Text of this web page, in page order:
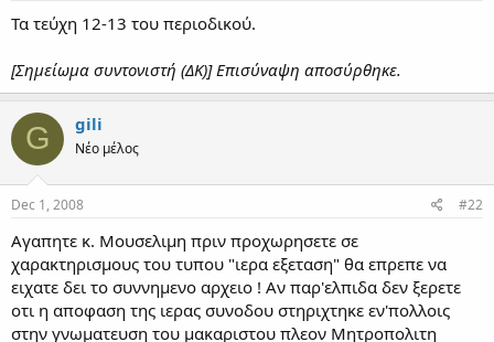
e
Τα τεύχη 12-13 του περιοδικού.
[Σημείωμα συντονιστή (ΔΚ)] Επισύναψη αποσύρθηκε.
G gili
Νέο μέλος
Dec 1, 2008 #22
Αγαπητε κ. Μουσελιμη πριν προχωρησετε σε
χαρακτηρισμους του τυπου "ιερα εξεταση" θα επρεπε να
ειχατε δει το συννημενο αρχειο ! Αν παρ'ελπιδα δεν ξερετε
οτι η αποφαση της ιερας συνοδου στηριχτηκε εν'πολλοις
στην γνωματευση του μακαριστου πλεον Μητροπολιτη